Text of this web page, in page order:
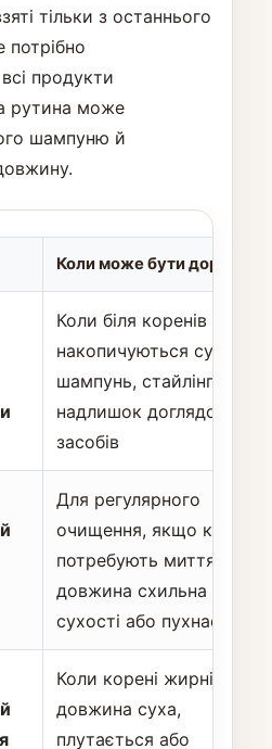
тільки з останнього
потрібно
продукти
рутина може
шампуню й
Коли може бути доречним
Коли біля коренів
накопичуються сухий
шампунь, стайлінг або
надлишок доглядових
засобів
Для регулярного
очищення, якщо корені
потребують миття, а
довжина схильна до
сухості або пухнастості
Коли корені жирні, але
довжина суха,
плутається або